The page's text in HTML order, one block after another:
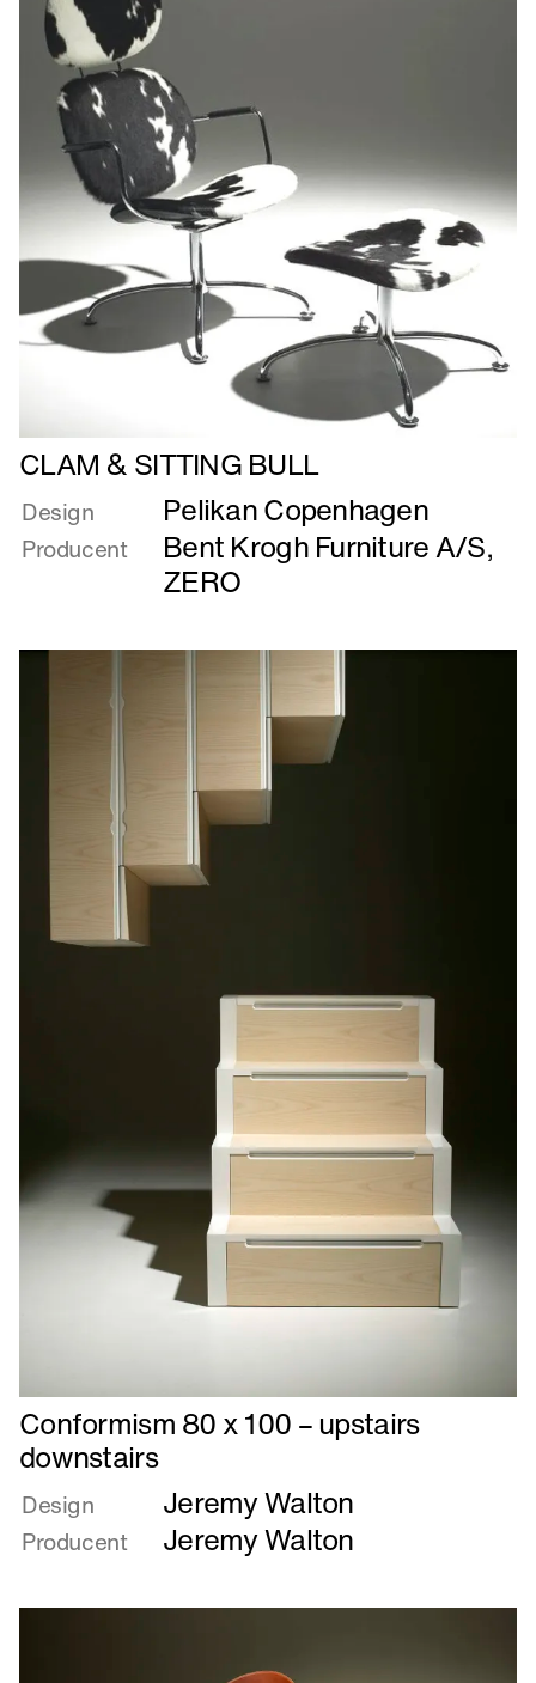
Læs
mere
om
CLAM
&
CLAM & SITTING BULL
Design Pelikan Copenhagen
Producent Bent Krogh Furniture A/S,
ZERO
Læs
mere
om
Conformism
x
–
Conformism 80 x 100 – upstairs
downstairs
Design Jeremy Walton
Producent Jeremy Walton